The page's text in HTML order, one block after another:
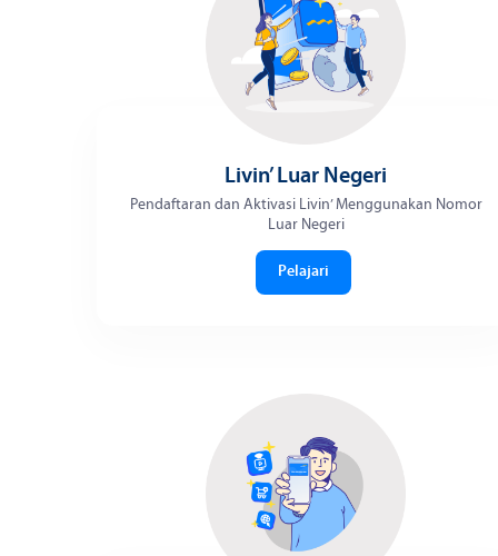
Livin’ Luar Negeri
Pendaftaran dan Aktivasi Livin’ Menggunakan Nomor
Luar Negeri
Pelajari